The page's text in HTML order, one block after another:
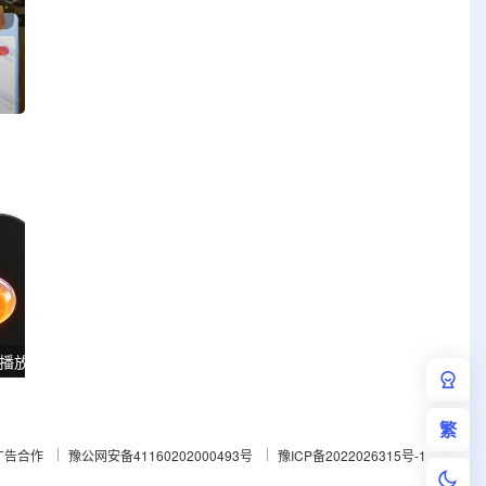
告合作 豫公网安备41160202000493号 豫ICP备2022026315号-1
繁